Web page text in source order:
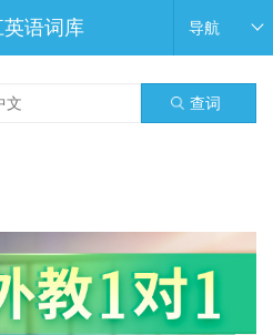
英语词库 导航
查词